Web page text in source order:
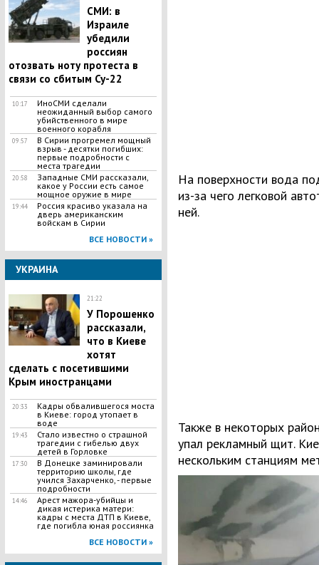
СМИ: в
Израиле
убедили
россиян
отозвать ноту протеста в
связи со сбитым Су-22
10:17
ИноСМИ сделали
неожиданный выбор самого
убийственного в мире
военного корабля
09:57
В Сирии прогремел мощный
взрыв - десятки погибших:
первые подробности с
места трагедии
20:58
Западные СМИ рассказали,
какое у России есть самое
мощное оружие в мире
19:44
Россия красиво указала на
дверь американским
войскам в Сирии
ВСЕ НОВОСТИ »
УКРАИНА
21:22
У Порошенко
рассказали,
что в Киеве
хотят
сделать с посетившими
Крым иностранцами
20:33
Кадры обвалившегося моста
в Киеве: город утопает в
воде
19:43
Стало известно о страшной
трагедии с гибелью двух
детей в Горловке
17:30
В Донецке заминировали
территорию школы, где
учился Захарченко, - первые
подробности
14:46
Арест мажора-убийцы и
дикая истерика матери:
кадры с места ДТП в Киеве,
где погибла юная россиянка
ВСЕ НОВОСТИ »
На поверхности вода
из-за чего легковой
ней.
Также в некоторых
упал рекламный щит.
нескольким станциям